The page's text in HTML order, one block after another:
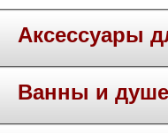
Аксессуары
Ванны и